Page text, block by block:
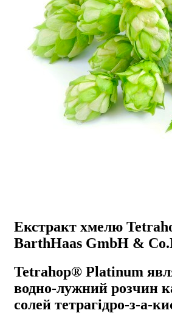
Екстракт хмелю
BarthHaas GmbH &
Tetrahop® Platinum
водно-лужний розчин
солей тетрагідро-з-a-